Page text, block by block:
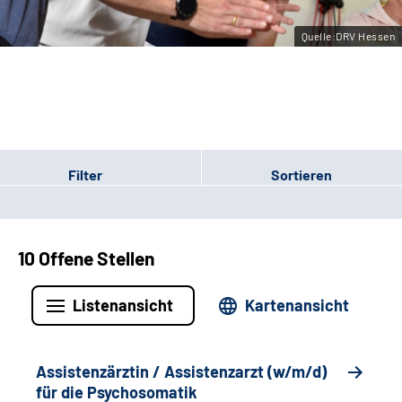
Leichte Sprache
Quelle:DRV Hessen
Filter Sortieren
10 Offene Stellen
Listenansicht Kartenansicht
Assistenzärztin / Assistenzarzt (w/m/d)
für die Psychosomatik